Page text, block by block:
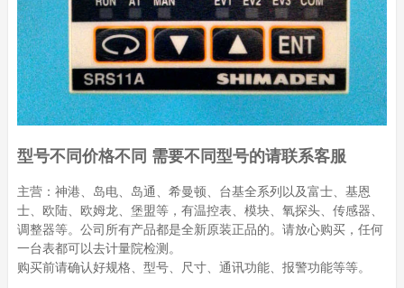
型号不同价格不同 需要不同型号的请联系客服
主营：神港、岛电、岛通、希曼顿、台基全系列以及富士、基恩
士、欧陆、欧姆龙、堡盟等，有温控表、模块、氧探头、传感器、
调整器等。公司所有产品都是全新原装正品的。请放心购买，任何
一台表都可以去计量院检测。
购买前请确认好规格、型号、尺寸、通讯功能、报警功能等等。